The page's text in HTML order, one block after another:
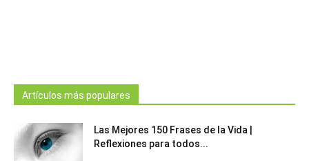
Artículos más populares
Las Mejores 150 Frases de la Vida |
Reflexiones para todos...